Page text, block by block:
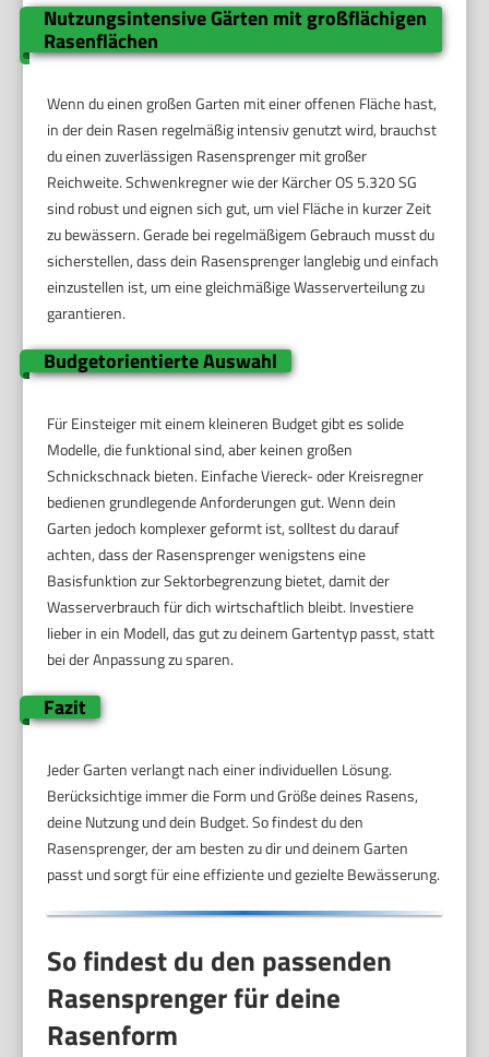
Nutzungsintensive Gärten mit großflächigen
Rasenflächen
Wenn du einen großen Garten mit einer offenen Fläche hast,
in der dein Rasen regelmäßig intensiv genutzt wird, brauchst
du einen zuverlässigen Rasensprenger mit großer
Reichweite. Schwenkregner wie der Kärcher OS 5.320 SG
sind robust und eignen sich gut, um viel Fläche in kurzer Zeit
zu bewässern. Gerade bei regelmäßigem Gebrauch musst du
sicherstellen, dass dein Rasensprenger langlebig und einfach
einzustellen ist, um eine gleichmäßige Wasserverteilung zu
garantieren.
Budgetorientierte Auswahl
Für Einsteiger mit einem kleineren Budget gibt es solide
Modelle, die funktional sind, aber keinen großen
Schnickschnack bieten. Einfache Viereck- oder Kreisregner
bedienen grundlegende Anforderungen gut. Wenn dein
Garten jedoch komplexer geformt ist, solltest du darauf
achten, dass der Rasensprenger wenigstens eine
Basisfunktion zur Sektorbegrenzung bietet, damit der
Wasserverbrauch für dich wirtschaftlich bleibt. Investiere
lieber in ein Modell, das gut zu deinem Gartentyp passt, statt
bei der Anpassung zu sparen.
Fazit
Jeder Garten verlangt nach einer individuellen Lösung.
Berücksichtige immer die Form und Größe deines Rasens,
deine Nutzung und dein Budget. So findest du den
Rasensprenger, der am besten zu dir und deinem Garten
passt und sorgt für eine effiziente und gezielte Bewässerung.
So findest du den passenden
Rasensprenger für deine
Rasenform